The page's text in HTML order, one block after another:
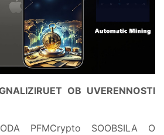
OB UVERENNOSTI
PFMCrypto SOOBSILA O